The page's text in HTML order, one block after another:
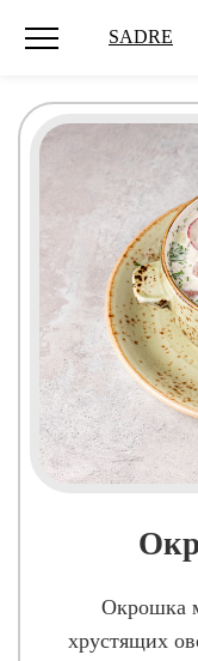
SADRE
Окрошка
хрустящих